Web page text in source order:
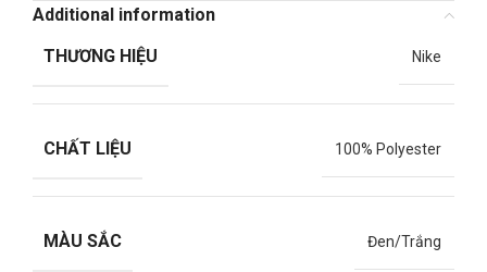
Additional information
THƯƠNG HIỆU
Nike
CHẤT LIỆU 100% Polyester
MÀU SẮC Đen/Trắng